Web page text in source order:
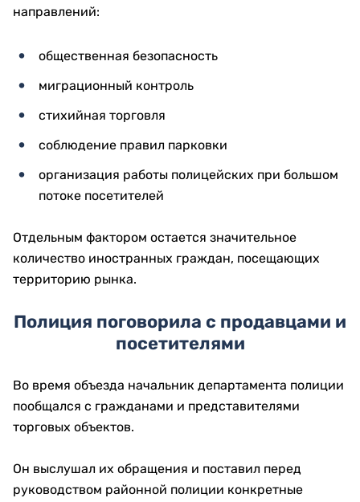
направлений:
общественная безопасность
миграционный контроль
стихийная торговля
соблюдение правил парковки
организация работы полицейских при большом
потоке посетителей
Отдельным фактором остается значительное
количество иностранных граждан, посещающих
территорию рынка.
Полиция поговорила с продавцами и
посетителями
Во время объезда начальник департамента полиции
пообщался с гражданами и представителями
торговых объектов.
Он выслушал их обращения и поставил перед
руководством районной полиции конкретные